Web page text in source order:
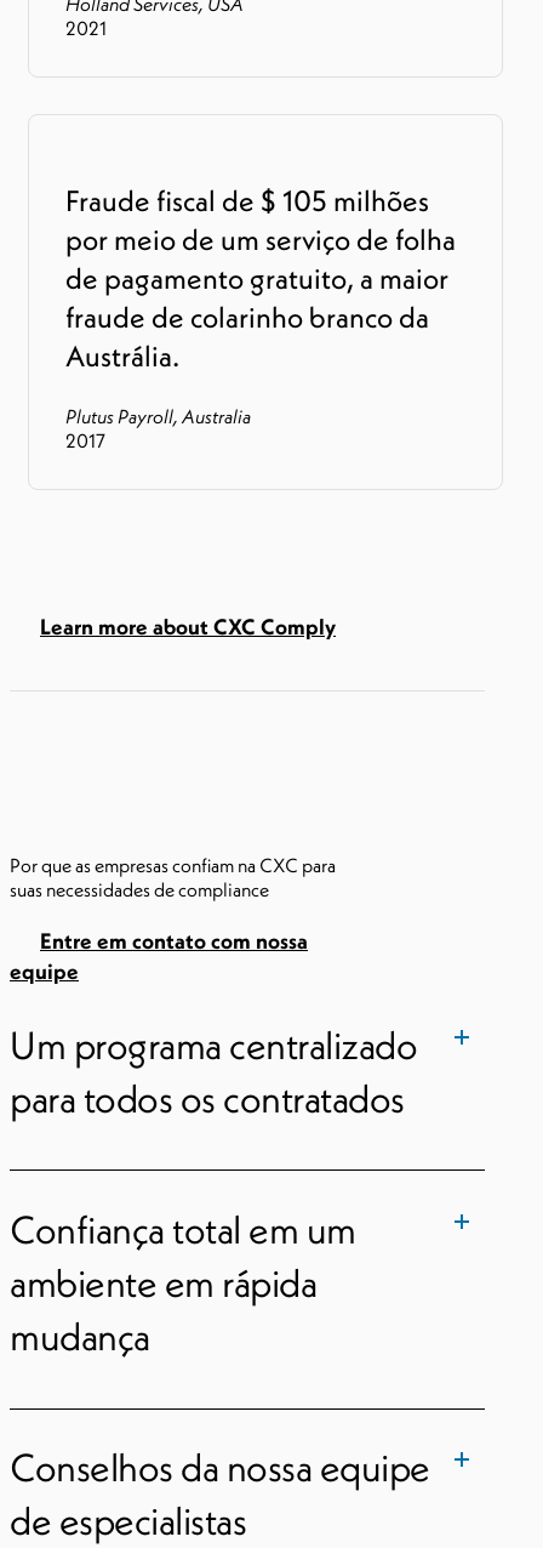
2021
Fraude fiscal de $ 105 milhões
por meio de um serviço de folha
de pagamento gratuito, a maior
fraude de colarinho branco da
Austrália.
Plutus Payroll, Australia
2017
Learn more about CXC Comply
Por que as empresas confiam na CXC para
suas necessidades de compliance
Entre em contato com nossa
equipe
Um programa centralizado
para todos os contratados
Confiança total em um
ambiente em rápida
mudança
Conselhos da nossa equipe
de especialistas